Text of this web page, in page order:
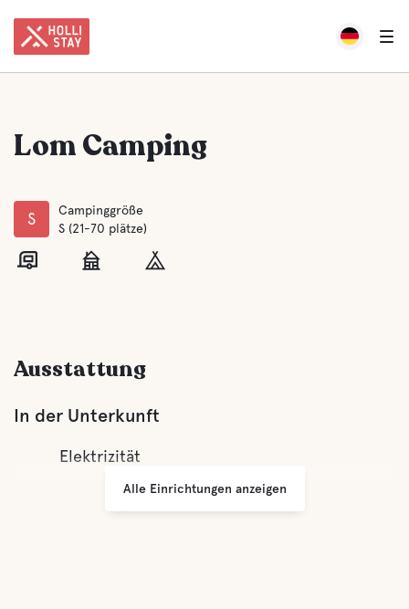
Lom Camping
S
Campinggröße
S (21-70 plätze)
Ausstattung
In der Unterkunft
Elektrizität
Alle Einrichtungen anzeigen